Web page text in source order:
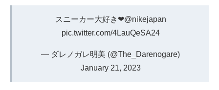
スニーカー大好き❤@nikejapan
pic.twitter.com/4LauQeSA24
— ダレノガレ明美 (@The_Darenogare)
January 21, 2023